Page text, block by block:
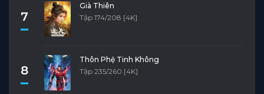
7
Già Thiên
Tập 174/208 [4K]
8
Thôn Phệ Tinh Không
Tập 235/260 [4K]